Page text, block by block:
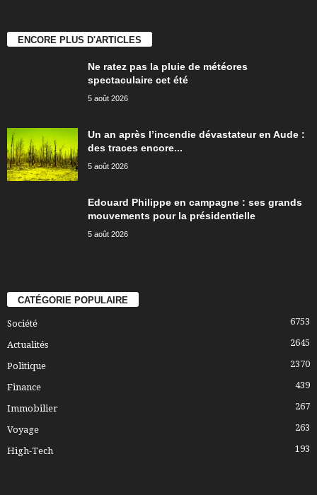
ENCORE PLUS D'ARTICLES
Ne ratez pas la pluie de météores
spectaculaire cet été
5 août 2026
Un an après l’incendie dévastateur en Aude :
des traces encore...
5 août 2026
Edouard Philippe en campagne : ses grands
mouvements pour la présidentielle
5 août 2026
CATÉGORIE POPULAIRE
Société 6753
Actualités 2645
Politique 2370
Finance 439
Immobilier 267
Voyage 263
High-Tech 193